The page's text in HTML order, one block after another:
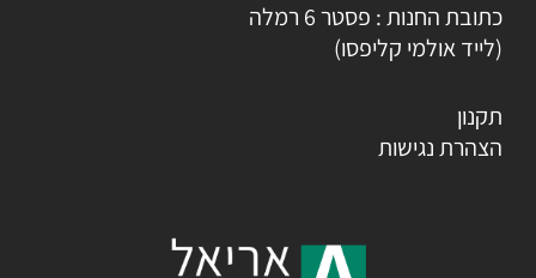
כתובת החנות : פסטר 6 רמלה
(לייד אולמי קליפסו)
תקנון
הצהרת נגישות